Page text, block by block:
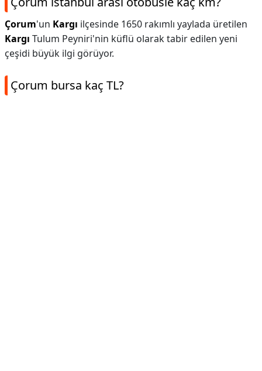
Çorum'un Kargı ilçesinde 1650 rakımlı yaylada üretilen
Kargı Tulum Peyniri'nin küflü olarak tabir edilen yeni
çeşidi büyük ilgi görüyor.
Çorum bursa kaç TL?